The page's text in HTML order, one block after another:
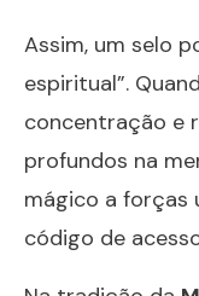
Assim, um selo
espiritual”.
concentração e
profundos na
mágico a forças
código de